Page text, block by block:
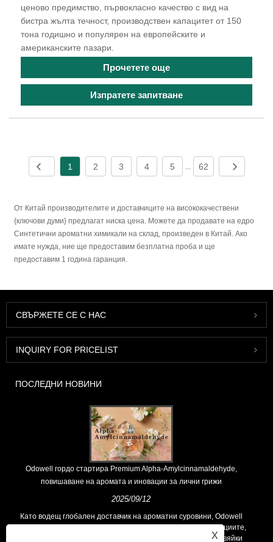
ценово предимство, първокласно качество с вид на
бистра жълта течност, производствен капацитет от 150
тона годишно и популярен на европейските и
американските пазари.
Прочетете още
Изпратете запитване
1 2 3 4 5 ... 62
От Китай производителите и доставчиците на висококачествени
{ключови думи} предлагат ниска цена. Можете да продавате на едро
Синтетични ароматни химикали на склад, произведен в Китай. Ако
имате нужда, ние ще предоставим безплатна проба и ще
предоставим 1 година гаранция.
СВЪРЖЕТЕ СЕ С НАС
INQUIRY FOR PRICELIST
ПОСЛЕДНИ НОВИНИ
Odowell гордо стартира Premium Alpha-Amylcinnamaldehyde,
повишаване на аромата и иновации за лични грижи
2025/09/12
Като водещ глобален доставчик на ароматни суровини, Odowell
поддържа основна философия на „ориентирана към иновациите,
фокусирани върху качеството“, последователно предоставяйки
X